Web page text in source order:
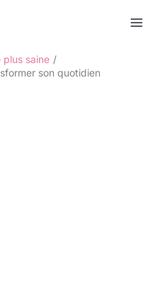
plus saine
son quotidien